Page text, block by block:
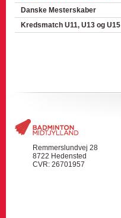
Danske Mesterskaber
Kredsmatch U11, U13 og U15
Remmerslundvej 28
8722 Hedensted
CVR: 26701957